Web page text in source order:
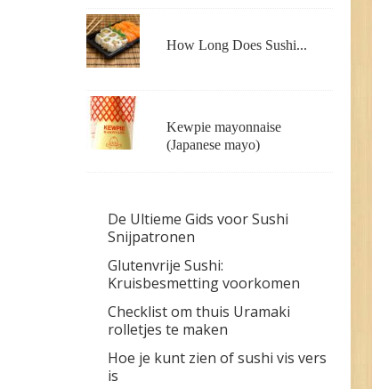
How Long Does Sushi...
Kewpie mayonnaise
(Japanese mayo)
De Ultieme Gids voor Sushi
Snijpatronen
Glutenvrije Sushi:
Kruisbesmetting voorkomen
Checklist om thuis Uramaki
rolletjes te maken
Hoe je kunt zien of sushi vis vers
is